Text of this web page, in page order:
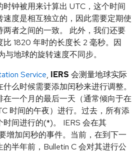
钟被用来计算出 UTC，这个时间
度是相互独立的，因此需要定期使
两者之间的一致。 此外，我们还要
1820 年时的长度长 2 毫秒。因
与地球的旋转速度不同步。
Service, IERS 会测量地球实际
么时候需要添加闰秒来进行调整。
一个月的最后一天（通常倾向于在
时间的午夜）进行。过去，所有添
间进行的(*)。 IERS 会在其
增加闰秒的事件。当前，在到下一
半年前，Bulletin C 会对其进行公